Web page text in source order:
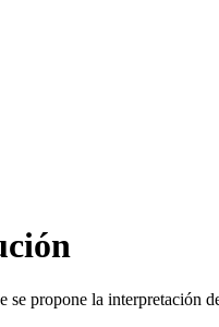
se propone la interpretación